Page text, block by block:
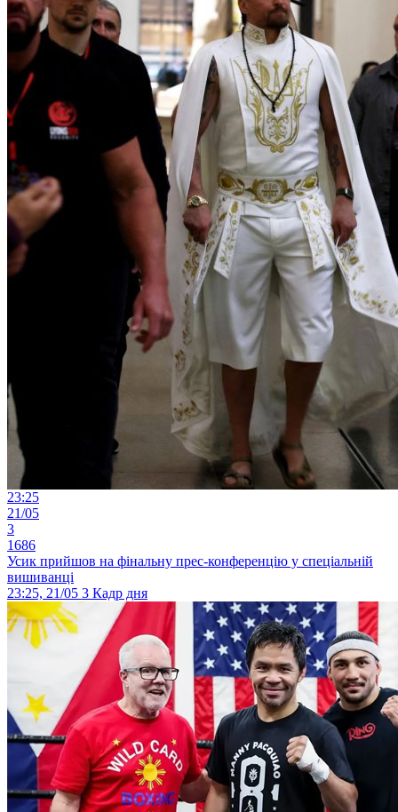
23:25
21/05
3
1686
Усик прийшов на фінальну прес-конференцію у спеціальній
вишиванці
23:25, 21/05 3 Кадр дня